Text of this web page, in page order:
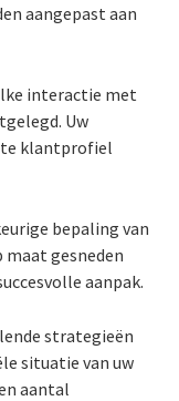
aangepast aan
interactie met
Uw
klantprofiel
bepaling van
gesneden
aanpak.
strategieën
situatie van uw
aantal